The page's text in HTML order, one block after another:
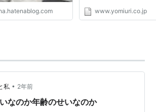
www.yomiuri.co.jp
私 • 2年前
なのか年齢のせいなのか